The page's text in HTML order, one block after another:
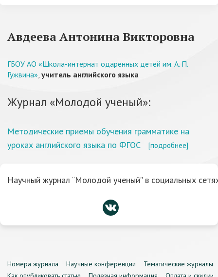
Авдеева Антонина Викторовна
ГБОУ АО «Школа-интернат одаренных детей им. А. П.
Гужвина», учитель английского языка
Журнал «Молодой ученый»:
Методические приемы обучения грамматике на
уроках английского языка по ФГОС
[подробнее]
Научный журнал “Молодой ученый” в социальных
Номера журнала Научные конференции
Тематические журналы